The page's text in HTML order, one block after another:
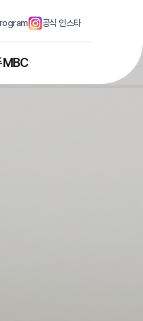
공식 인스타
MBC